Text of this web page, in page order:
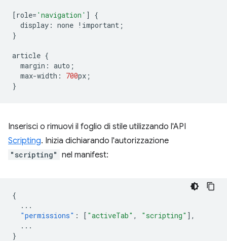
[role= 'navigation' ]
{
display : none ! important ;
}
article {
margin : auto ;
max-width : 700px ;
}
Inserisci o rimuovi il foglio di stile utilizzando l'API
Scripting. Inizia dichiarando l'autorizzazione
"scripting" nel manifest:
{
...
"permissions" : [ "activeTab" , "scripting" ],
...
}